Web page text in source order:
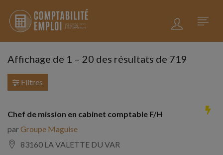
Affichage de 1 – 20 des résultats de 719
Filtres
Chef de mission en cabinet comptable F/H
parGroupe Maguise
83160 LA VALETTE DU VAR